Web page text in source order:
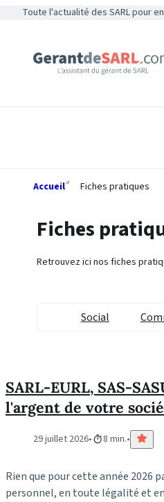
Toute l'actualité des SARL pour
Accueil Fiches pratiques
Fiches
Retrouvez ici nos fiches
Social
SARL-EURL, SAS-
l'argent de votre
29 juillet 2026 8 min.
Rien que pour cette année 2026
personnel, en toute légalité et